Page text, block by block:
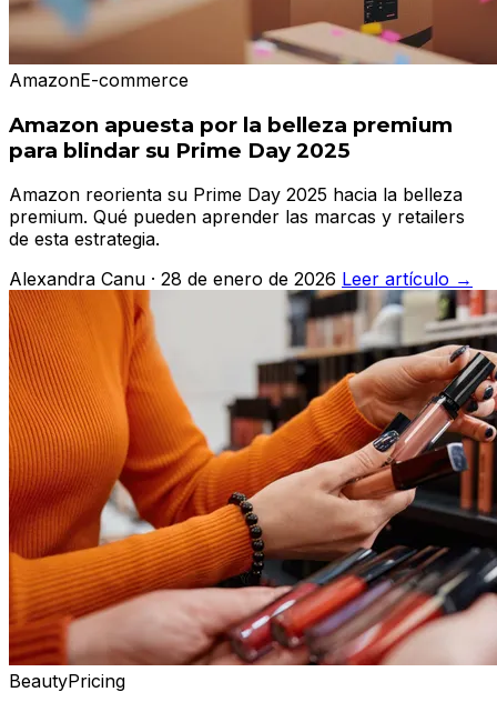
AmazonE-commerce
Amazon apuesta por la belleza premium
para blindar su Prime Day 2025
Amazon reorienta su Prime Day 2025 hacia la belleza
premium. Qué pueden aprender las marcas y retailers
de esta estrategia.
Alexandra Canu · 28 de enero de 2026 Leer artículo →
BeautyPricing